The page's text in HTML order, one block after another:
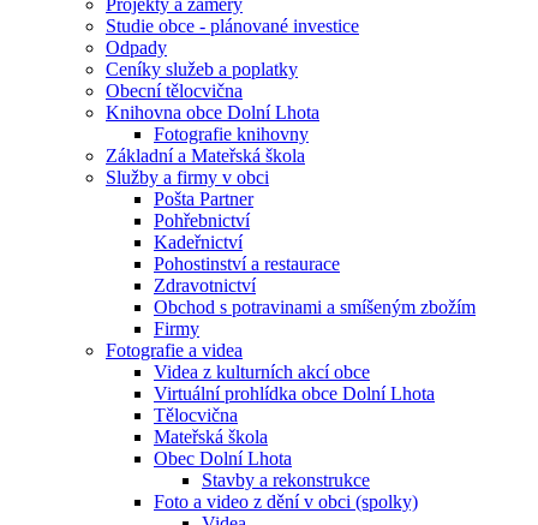
Projekty a záměry
Studie obce - plánované investice
Odpady
Ceníky služeb a poplatky
Obecní tělocvična
Knihovna obce Dolní Lhota
Fotografie knihovny
Základní a Mateřská škola
Služby a firmy v obci
Pošta Partner
Pohřebnictví
Kadeřnictví
Pohostinství a restaurace
Zdravotnictví
Obchod s potravinami a smíšeným zbožím
Firmy
Fotografie a videa
Videa z kulturních akcí obce
Virtuální prohlídka obce Dolní Lhota
Tělocvična
Mateřská škola
Obec Dolní Lhota
Stavby a rekonstrukce
Foto a video z dění v obci (spolky)